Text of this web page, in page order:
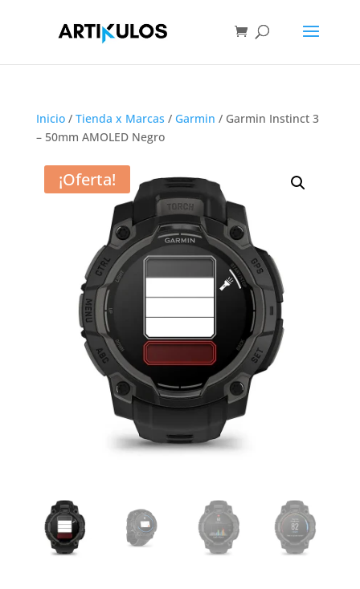
Inicio/ Tienda x Marcas / Garmin / Garmin Instinct 3
– 50mm AMOLED Negro
¡Oferta!